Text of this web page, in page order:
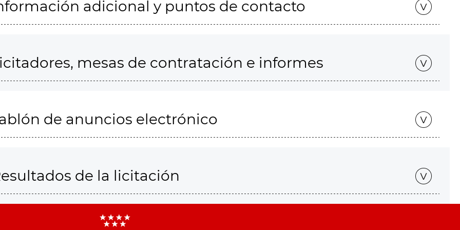
adicional y puntos de contacto
mesas de contratación e informes
de anuncios electrónico
de la licitación